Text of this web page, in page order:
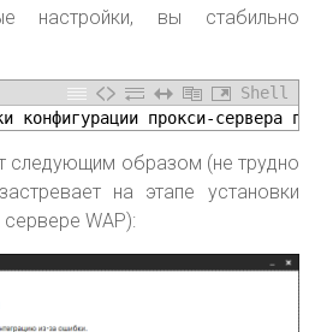
настройки, вы стабильно
Shell
конфигурации прокси-сервера
следующим образом (не трудно
на этапе установки
WAP):